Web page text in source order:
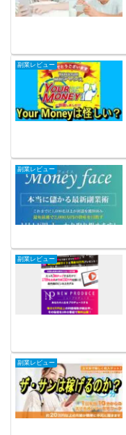
副業レビュー
副業レビュー
副業レビュー
副業レビュー